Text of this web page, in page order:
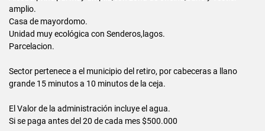
amplio.
Casa de mayordomo.
Unidad muy ecológica con Senderos,lagos.
Parcelacion.
Sector pertenece a el municipio del retiro, por cabeceras a llano
grande 15 minutos a 10 minutos de la ceja.
El Valor de la administración incluye el agua.
Si se paga antes del 20 de cada mes $500.000